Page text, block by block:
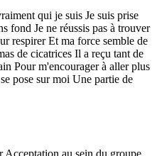
qui je suis Je suis prise
fond Je ne réussis pas à trouver
respirer Et ma force semble de
de cicatrices Il a reçu tant de
Pour m'encourager à aller plus
pose sur moi Une partie de
au sein du groupe